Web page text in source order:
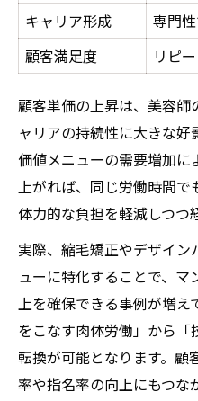
キャリア形成
専門
顧客満足度
リピ
顧客単価の上昇は、美容
ャリアの持続性に大きな
価値メニューの需要増加
上がれば、同じ労働時間で
体力的な負担を軽減しつつ
実際、縮毛矯正やデザイ
ューに特化することで、
上を確保できる事例が増え
をこなす肉体労働」から
転換が可能となります。顧
率や指名率の向上にもつな